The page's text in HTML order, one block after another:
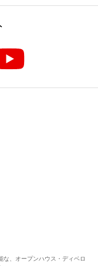
、オープンハウス・ディベロ